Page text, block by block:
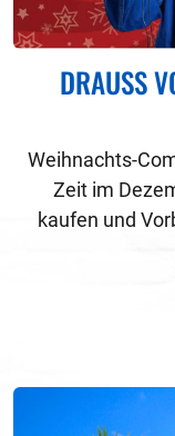
DRAUSS
Weihnachts-
Zeit im
kaufen und